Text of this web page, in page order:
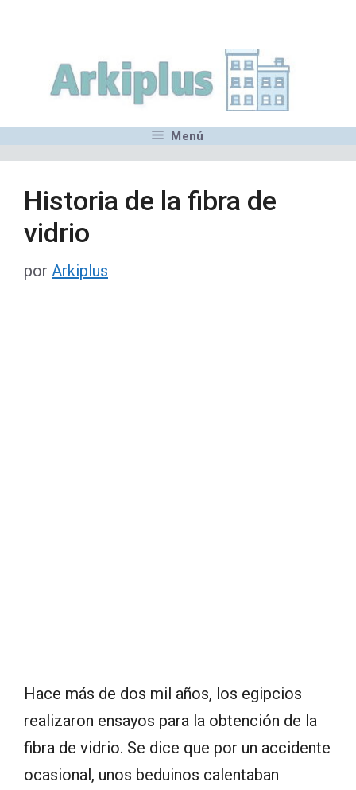
contenido
Menú
Historia de la fibra de
vidrio
por Arkiplus
Hace más de dos mil años, los egipcios
realizaron ensayos para la obtención de la
fibra de vidrio. Se dice que por un accidente
ocasional, unos beduinos calentaban